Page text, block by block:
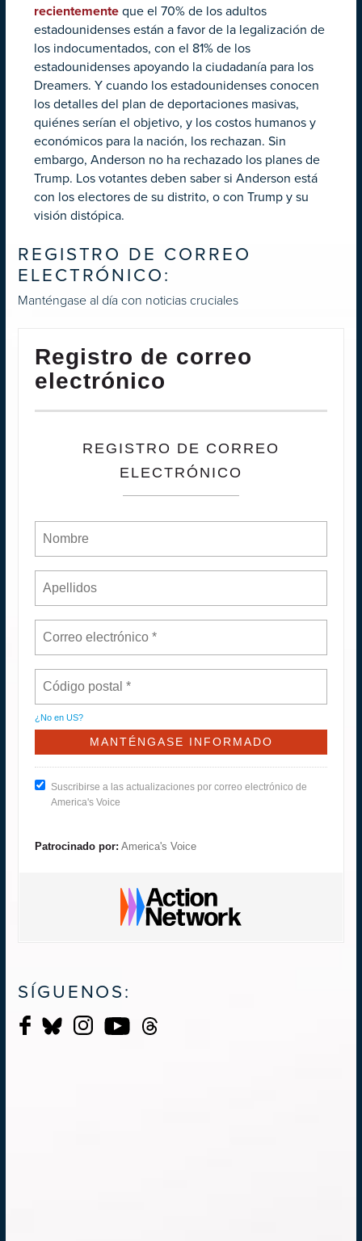
recientemente que el 70% de los adultos
estadounidenses están a favor de la legalización de
los indocumentados, con el 81% de los
estadounidenses apoyando la ciudadanía para los
Dreamers. Y cuando los estadounidenses conocen
los detalles del plan de deportaciones masivas,
quiénes serían el objetivo, y los costos humanos y
económicos para la nación, los rechazan. Sin
embargo, Anderson no ha rechazado los planes de
Trump. Los votantes deben saber si Anderson está
con los electores de su distrito, o con Trump y su
visión distópica.
REGISTRO DE CORREO
ELECTRÓNICO:
Manténgase al día con noticias cruciales
Registro de correo
electrónico
REGISTRO DE CORREO
ELECTRÓNICO
¿No en US?
Suscribirse a las actualizaciones por correo electrónico de
America's Voice
Patrocinado por: America's Voice
SÍGUENOS: